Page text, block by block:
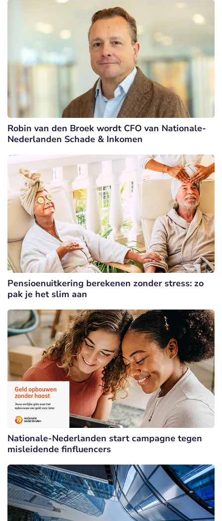
Robin van den Broek wordt CFO van Nationale-
Nederlanden Schade & Inkomen
Pensioenuitkering berekenen zonder stress: zo
pak je het slim aan
Nationale-Nederlanden start campagne tegen
misleidende finfluencers